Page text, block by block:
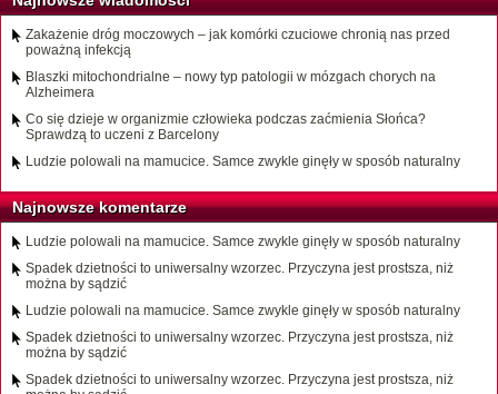
Zakażenie dróg moczowych – jak komórki czuciowe chronią nas przed
poważną infekcją
Blaszki mitochondrialne – nowy typ patologii w mózgach chorych na
Alzheimera
Co się dzieje w organizmie człowieka podczas zaćmienia Słońca?
Sprawdzą to uczeni z Barcelony
Ludzie polowali na mamucice. Samce zwykle ginęły w sposób naturalny
Najnowsze komentarze
Ludzie polowali na mamucice. Samce zwykle ginęły w sposób naturalny
Spadek dzietności to uniwersalny wzorzec. Przyczyna jest prostsza, niż
można by sądzić
Ludzie polowali na mamucice. Samce zwykle ginęły w sposób naturalny
Spadek dzietności to uniwersalny wzorzec. Przyczyna jest prostsza, niż
można by sądzić
Spadek dzietności to uniwersalny wzorzec. Przyczyna jest prostsza, niż